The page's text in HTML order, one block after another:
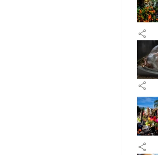
share
share
share